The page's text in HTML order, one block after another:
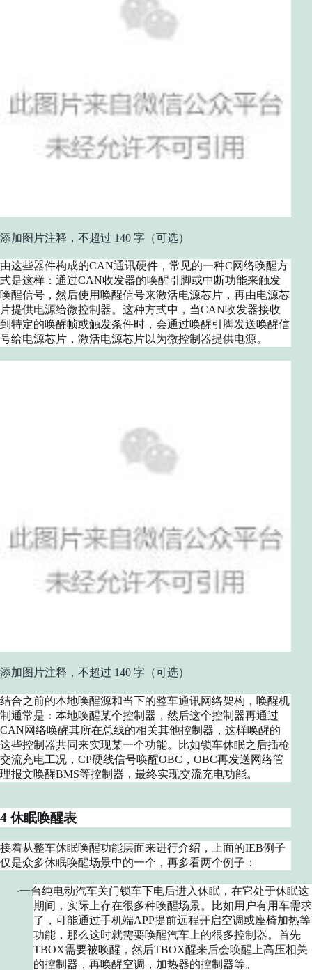
添加图片注释，不超过 140 字（可选）
由这些器件构成的CAN通讯硬件，常见的一种C网络唤醒方
式是这样：通过CAN收发器的唤醒引脚或中断功能来触发
唤醒信号，然后使用唤醒信号来激活电源芯片，再由电源芯
片提供电源给微控制器。这种方式中，当CAN收发器接收
到特定的唤醒帧或触发条件时，会通过唤醒引脚发送唤醒信
号给电源芯片，激活电源芯片以为微控制器提供电源。
添加图片注释，不超过 140 字（可选）
结合之前的本地唤醒源和当下的整车通讯网络架构，唤醒机
制通常是：本地唤醒某个控制器，然后这个控制器再通过
CAN网络唤醒其所在总线的相关其他控制器，这样唤醒的
这些控制器共同来实现某一个功能。比如锁车休眠之后插枪
交流充电工况，CP硬线信号唤醒OBC，OBC再发送网络管
理报文唤醒BMS等控制器，最终实现交流充电功能。
4 休眠唤醒表
接着从整车休眠唤醒功能层面来进行介绍，上面的IEB例子
仅是众多休眠唤醒场景中的一个，再多看两个例子：
·一台纯电动汽车关门锁车下电后进入休眠，在它处于休眠这
期间，实际上存在很多种唤醒场景。比如用户有用车需求
了，可能通过手机端APP提前远程开启空调或座椅加热等
功能，那么这时就需要唤醒汽车上的很多控制器。首先
TBOX需要被唤醒，然后TBOX醒来后会唤醒上高压相关
的控制器，再唤醒空调，加热器的控制器等。